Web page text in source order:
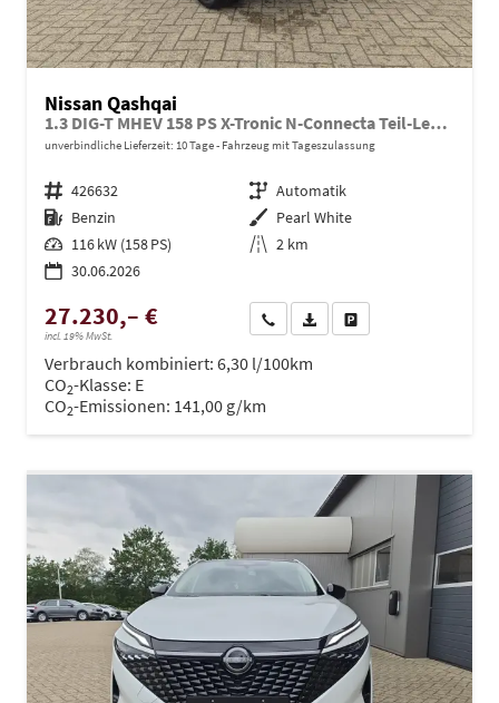
Nissan Qashqai
1.3 DIG-T MHEV 158 PS X-Tronic N-Connecta Teil-Leder PanoGlasdach Klimaautomatik Sitzheizung Lenkradheizung Navi ACC PDC v+h 360°Kamera DAB Bluetooth Touchscreen Apple CarPlay Android Auto 18"LM
unverbindliche Lieferzeit: 10 Tage Fahrzeug mit Tageszulassung
Fahrzeugnr. 426632 Getriebe Automatik
Kraftstoff Benzin Außenfarbe Pearl White
Leistung 116 kW (158 PS) Kilometerstand 2 km
30.06.2026
27.230,– €
incl. 19% MwSt.
Wir rufen Sie anPDF-Datei, Fahrzeugexposé
Verbrauch kombiniert: 6,30 l/100km
CO2-Klasse: E
CO2-Emissionen: 141,00 g/km